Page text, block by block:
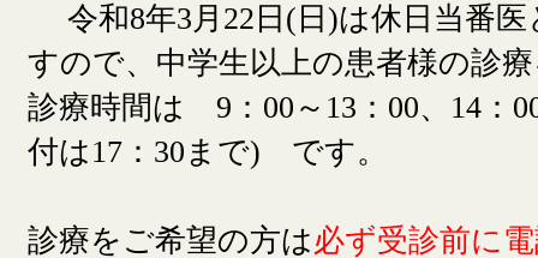
令和8年3月22日(日)は休日当番
すので、中学生以上の患者様の診
診療時間は 9：00～13：00、14：
付は17：30まで) です。
診療をご希望の方は必ず受診前に